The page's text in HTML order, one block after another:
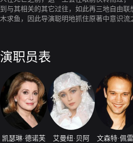
到与其相关的其它过往，如此再三地自由
木求鱼，因此导演聪明地抓住原著中意识
演职员表
凯瑟琳·德诺芙 艾曼纽·贝阿 文森特·佩